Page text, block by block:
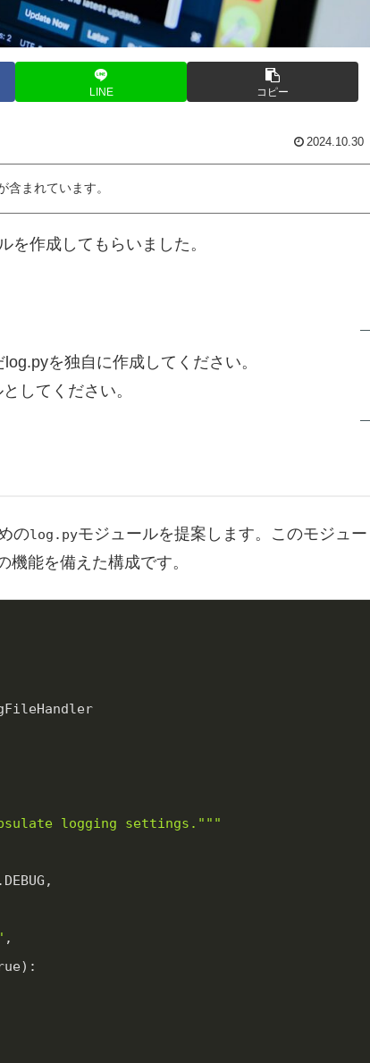
LINE コピー
2024.10.30
含まれています。
を作成してもらいました。
を独自に作成してください。
してください。
のlog.pyモジュールを提案します。このモジュー
能を備えた構成です。
logging settings." ""
,